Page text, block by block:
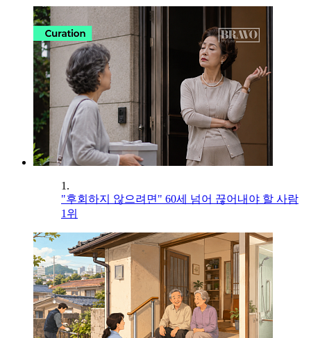
1.
"후회하지 않으려면" 60세 넘어 끊어내야 할 사람
1위